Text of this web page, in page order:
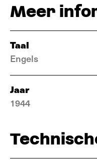
Meer
Taal
Engels
Jaar
1944